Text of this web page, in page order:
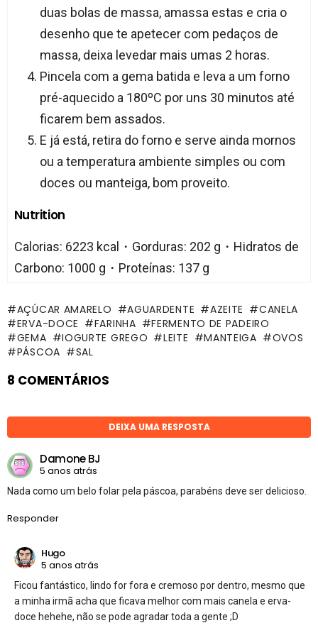
duas bolas de massa, amassa estas e cria o
desenho que te apetecer com pedaços de
massa, deixa levedar mais umas 2 horas.
Pincela com a gema batida e leva a um forno
pré-aquecido a 180ºC por uns 30 minutos até
ficarem bem assados.
E já está, retira do forno e serve ainda mornos
ou a temperatura ambiente simples ou com
doces ou manteiga, bom proveito.
Nutrition
Calorias: 6223 kcal・Gorduras: 202 g・Hidratos de
Carbono: 1000 g・Proteínas: 137 g
AÇÚCAR AMARELO AGUARDENTE AZEITE
CANELA
ERVA-DOCE
FARINHA
FERMENTO DE PADEIRO
GEMA
IOGURTE GREGO LEITE MANTEIGA
OVOS
PÁSCOA
SAL
8 COMENTÁRIOS
DEIXA UMA RESPOSTA
Damone BJ
5 anos atrás
Nada como um belo folar pela páscoa, parabéns deve ser delicioso.
Responder
Hugo
5 anos atrás
Ficou fantástico, lindo for fora e cremoso por dentro, mesmo que
a minha irmã acha que ficava melhor com mais canela e erva-
doce hehehe, não se pode agradar toda a gente ;D